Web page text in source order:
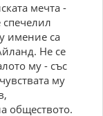
мечта -
спечелил
имение са
Не се
му - със
му
обществото.